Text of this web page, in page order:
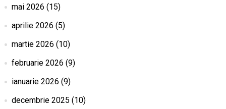
mai 2026 (15)
aprilie 2026 (5)
martie 2026 (10)
februarie 2026 (9)
ianuarie 2026 (9)
decembrie 2025 (10)